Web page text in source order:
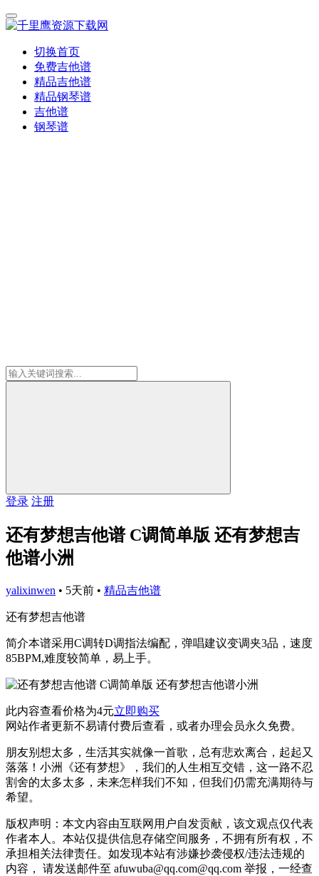
切换首页
免费吉他谱
精品吉他谱
精品钢琴谱
吉他谱
钢琴谱
登录 注册
还有梦想吉他谱 C调简单版 还有梦想吉
他谱小洲
yalixinwen • 5天前 • 精品吉他谱
还有梦想吉他谱
简介本谱采用C调转D调指法编配，弹唱建议变调夹3品，速度
85BPM,难度较简单，易上手。
此内容查看价格为4元立即购买
网站作者更新不易请付费后查看，或者办理会员永久免费。
朋友别想太多，生活其实就像一首歌，总有悲欢离合，起起又
落落！小洲《还有梦想》，我们的人生相互交错，这一路不忍
割舍的太多太多，未来怎样我们不知，但我们仍需充满期待与
希望。
版权声明：本文内容由互联网用户自发贡献，该文观点仅代表
作者本人。本站仅提供信息存储空间服务，不拥有所有权，不
承担相关法律责任。如发现本站有涉嫌抄袭侵权/违法违规的
内容， 请发送邮件至 afuwuba@qq.com@qq.com 举报，一经查